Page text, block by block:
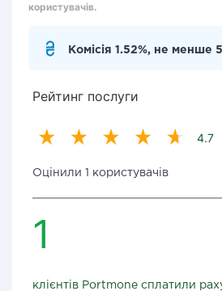
користувачів.
Комісія 1.52%, не менше
Рейтинг послуги
4.7
Оцінили 1 користувачів
1
клієнтів Portmone сплатили